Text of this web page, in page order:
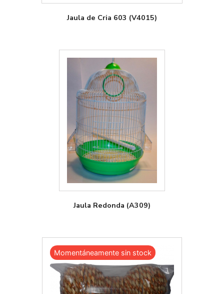
Jaula de Cria 603 (V4015)
Jaula Redonda (A309)
Momentáneamente sin stock